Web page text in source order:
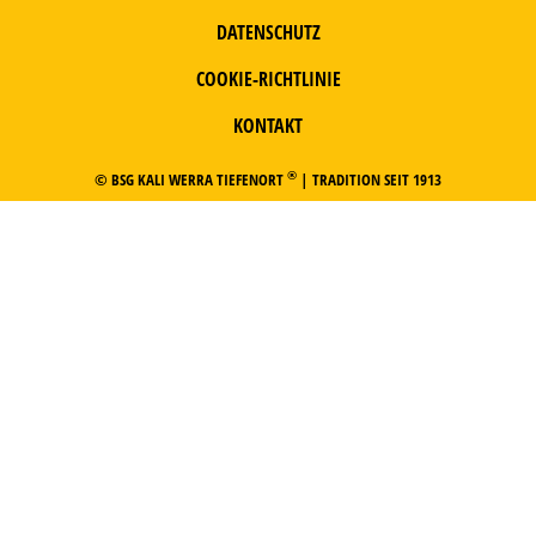
DATENSCHUTZ
COOKIE-RICHTLINIE
KONTAKT
© BSG KALI WERRA TIEFENORT ® | TRADITION SEIT 1913